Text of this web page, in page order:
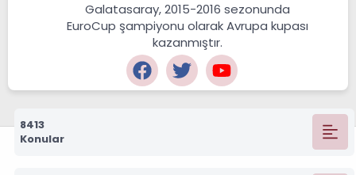
Galatasaray, 2015-2016 sezonunda
EuroCup şampiyonu olarak Avrupa kupası
kazanmıştır.
8413
Konular